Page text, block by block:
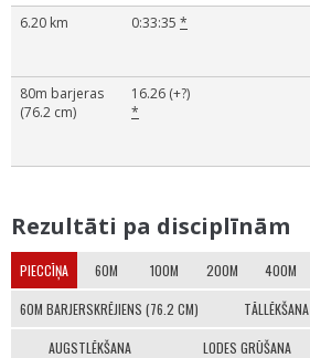
6.20 km
0:33:35 *
80m barjeras
(76.2 cm)
16.26 (+?)
*
Rezultāti pa disciplīnām
PIECCĪŅA 60M 100M 200M 400M
60M BARJERSKRĒJIENS (76.2 CM) TĀLLĒKŠANA
AUGSTLĒKŠANA LODES GRŪŠANA